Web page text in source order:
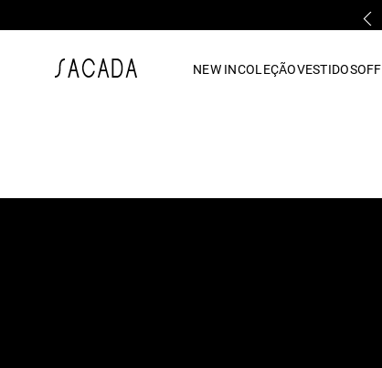
NEW INCOLEÇÃOVESTIDOSOFF
vestido midi
7º macacão